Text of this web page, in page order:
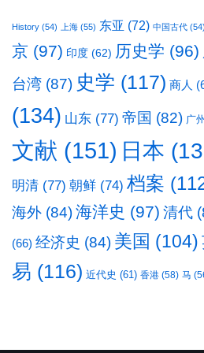
History (54) 上海 (55) 东亚 (72) 中国古代 (54)
京 (97) 印度 (62) 历史学 (96)
台湾 (87) 史学 (117) 商人
(134) 山东 (77) 帝国 (82) 广州
文献 (151) 日本
明清 (77) 朝鲜 (74) 档案
海外 (84)海洋史 (97) 清代
(66) 经济史 (84) 美国 (104)
易 (116) 近代史 (61) 香港 (58) 马